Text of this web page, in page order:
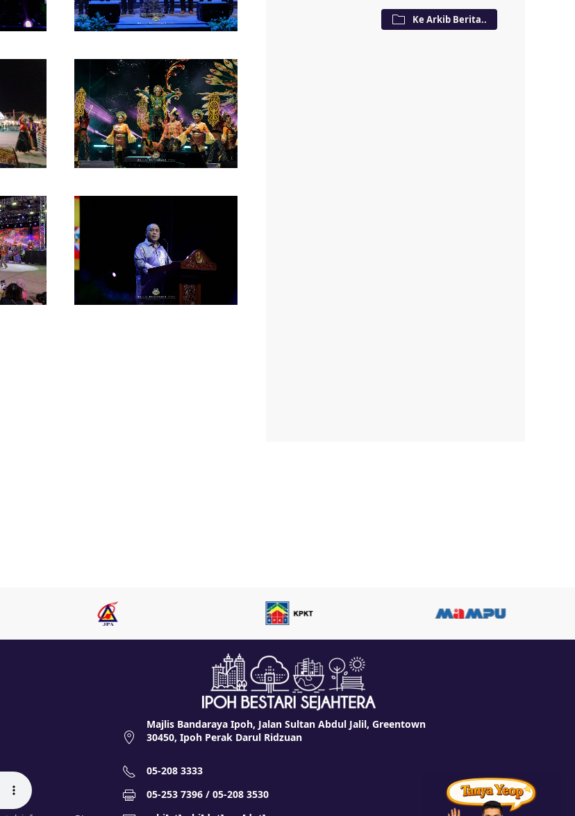
Ke Arkib Berita..
Majlis Bandaraya Ipoh, Jalan Sultan Abdul Jalil, Greentown
30450, Ipoh Perak Darul Ridzuan
05-208 3333
05-253 7396 / 05-208 3530